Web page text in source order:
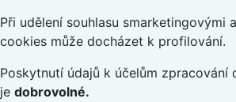
Při udělení souhlasu smarketingovými
cookies může docházet k profilování.
Poskytnutí údajů k účelům zpracování
je dobrovolné.